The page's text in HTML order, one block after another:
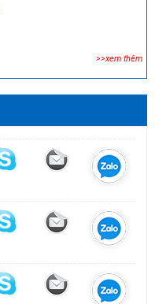
>>xem thêm